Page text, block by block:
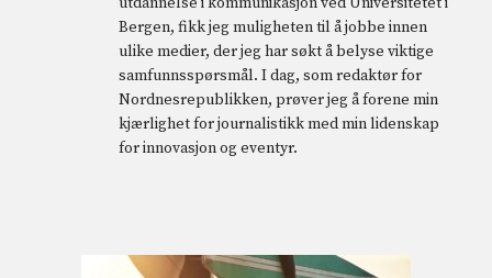
Bergen, fikk jeg muligheten til å jobbe innen
ulike medier, der jeg har søkt å belyse viktige
samfunnsspørsmål. I dag, som redaktør for
Nordnesrepublikken, prøver jeg å forene min
kjærlighet for journalistikk med min lidenskap
for innovasjon og eventyr.